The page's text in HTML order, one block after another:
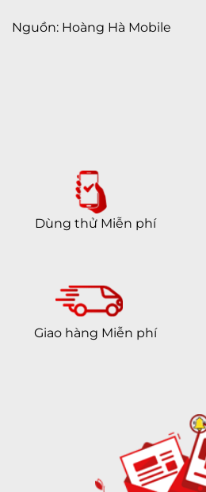
Nguồn: Hoàng Hà Mobile
Dùng thử Miễn phí
Giao hàng Miễn phí